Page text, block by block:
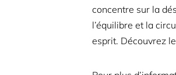
concentre sur la
l’équilibre et la
esprit. Découvrez